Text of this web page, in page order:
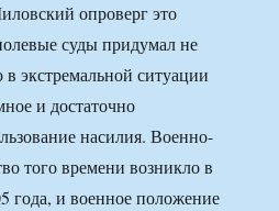
опроверг это
суды придумал не
экстремальной ситуации
и достаточно
насилия. Военно-
того времени возникло в
года, и военное положение